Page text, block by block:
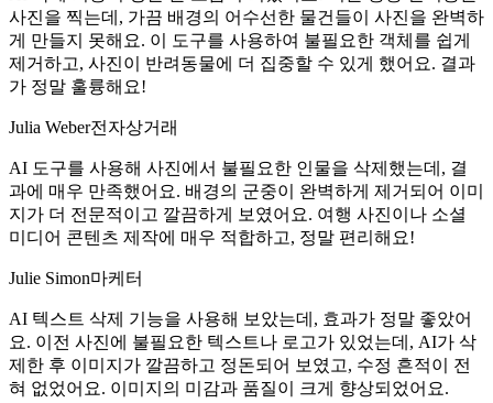
사진을 찍는데, 가끔 배경의 어수선한 물건들이 사진을 완벽하
게 만들지 못해요. 이 도구를 사용하여 불필요한 객체를 쉽게
제거하고, 사진이 반려동물에 더 집중할 수 있게 했어요. 결과
가 정말 훌륭해요!
Julia Weber전자상거래
AI 도구를 사용해 사진에서 불필요한 인물을 삭제했는데, 결
과에 매우 만족했어요. 배경의 군중이 완벽하게 제거되어 이미
지가 더 전문적이고 깔끔하게 보였어요. 여행 사진이나 소셜
미디어 콘텐츠 제작에 매우 적합하고, 정말 편리해요!
Julie Simon마케터
AI 텍스트 삭제 기능을 사용해 보았는데, 효과가 정말 좋았어
요. 이전 사진에 불필요한 텍스트나 로고가 있었는데, AI가 삭
제한 후 이미지가 깔끔하고 정돈되어 보였고, 수정 흔적이 전
혀 없었어요. 이미지의 미감과 품질이 크게 향상되었어요.